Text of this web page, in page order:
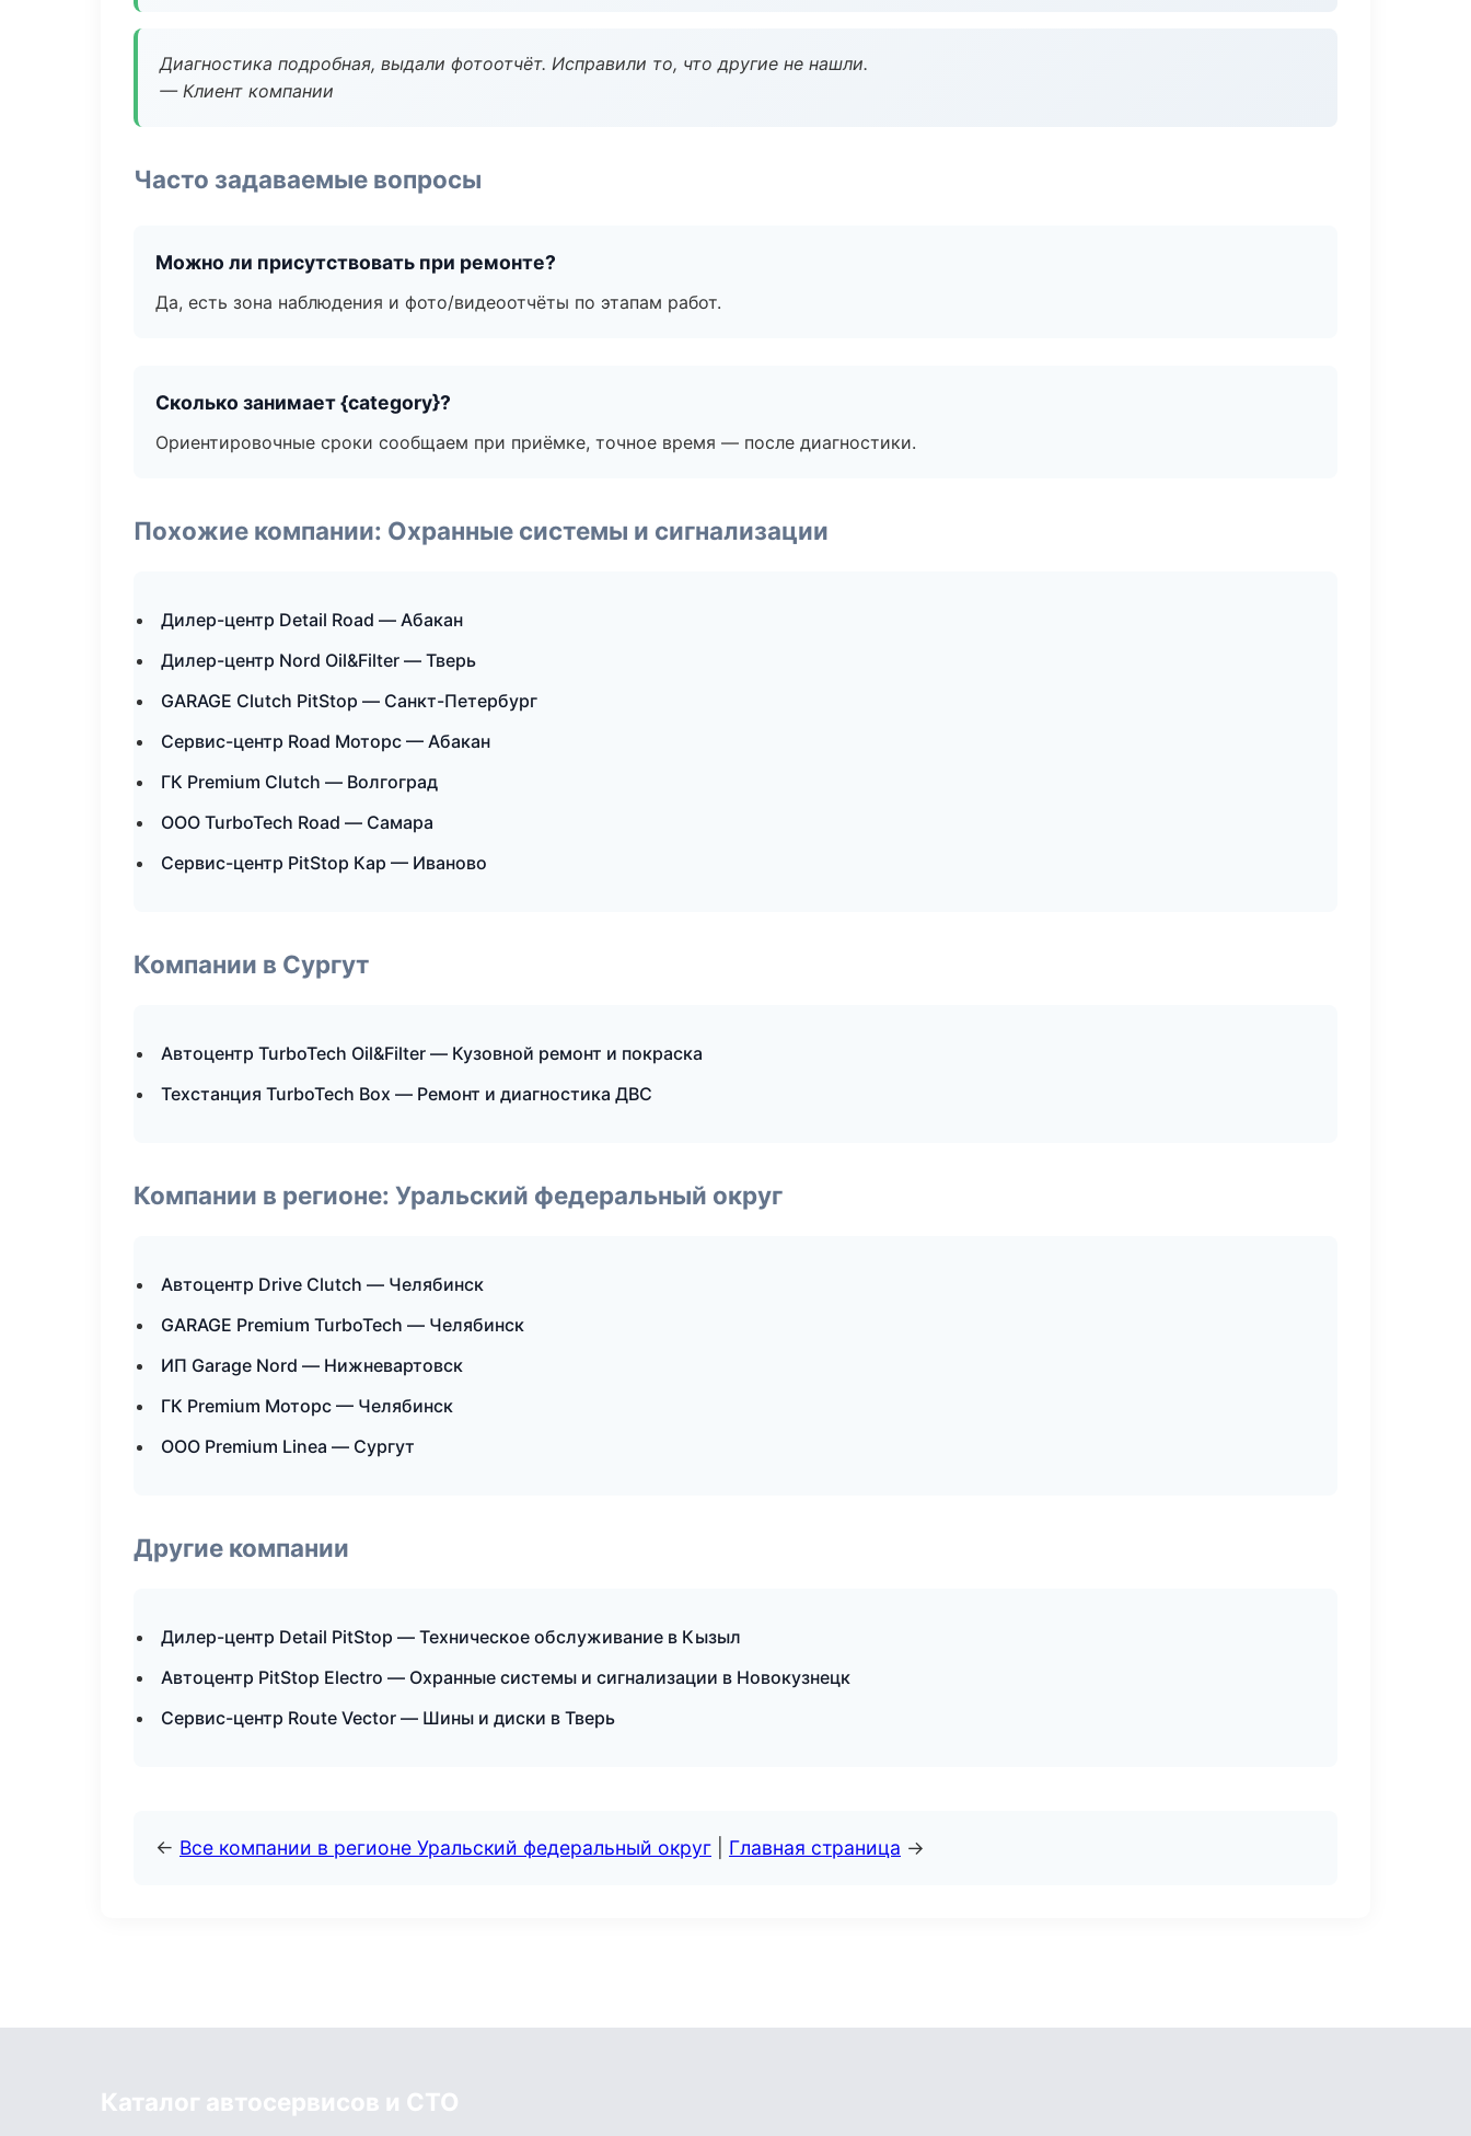
Диагностика подробная, выдали фотоотчёт. Исправили то, что другие не нашли.
— Клиент компании
Часто задаваемые вопросы
Можно ли присутствовать при ремонте?
Да, есть зона наблюдения и фото/видеоотчёты по этапам работ.
Сколько занимает {category}?
Ориентировочные сроки сообщаем при приёмке, точное время — после диагностики.
Похожие компании: Охранные системы и сигнализации
Дилер-центр Detail Road — Абакан
Дилер-центр Nord Oil&Filter — Тверь
GARAGE Clutch PitStop — Санкт-Петербург
Сервис-центр Road Моторс — Абакан
ГК Premium Clutch — Волгоград
ООО TurboTech Road — Самара
Сервис-центр PitStop Кар — Иваново
Компании в Сургут
Автоцентр TurboTech Oil&Filter — Кузовной ремонт и покраска
Техстанция TurboTech Box — Ремонт и диагностика ДВС
Компании в регионе: Уральский федеральный округ
Автоцентр Drive Clutch — Челябинск
GARAGE Premium TurboTech — Челябинск
ИП Garage Nord — Нижневартовск
ГК Premium Моторс — Челябинск
ООО Premium Linea — Сургут
Другие компании
Дилер-центр Detail PitStop — Техническое обслуживание в Кызыл
Автоцентр PitStop Electro — Охранные системы и сигнализации в Новокузнецк
Сервис-центр Route Vector — Шины и диски в Тверь
← Все компании в регионе Уральский федеральный округ Главная страница →
Каталог автосервисов и СТО